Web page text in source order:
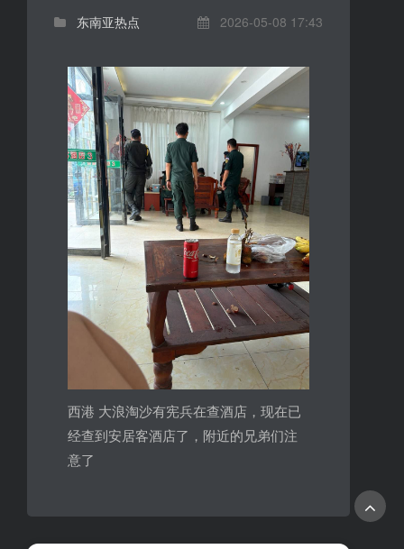
东南亚热点 2026-05-08 17:43
西港 大浪淘沙有宪兵在查酒店，现在已
经查到安居客酒店了，附近的兄弟们注
意了